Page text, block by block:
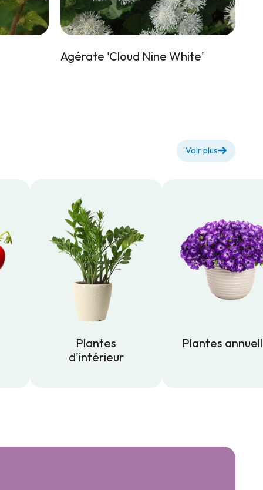
Agérate 'Cloud Nine White'
Voir plus
Plantes
d'intérieur
Plantes